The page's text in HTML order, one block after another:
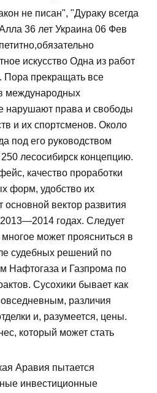
не писан", "Дураку всегда
36 лет Украина 06 Фев
искусство Одна из работ
Пора прекращать все
международных
нарушают права и свободы
и их спортсменов. Около
под его руководством
лесосибирск концепцию.
качество проработки
форм, удобство их
вектор развития
годах. Следует
может проясниться в
судебных решений по
Нафтогаза и Газпрома по
Сусохики бывает как
различия
и, разумеется, цены.
который может стать
Аравия пытается
инвестиционные